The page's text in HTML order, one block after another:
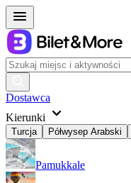
Dostawca
Kierunki
Turcja Półwysep Arabski
Pamukkale